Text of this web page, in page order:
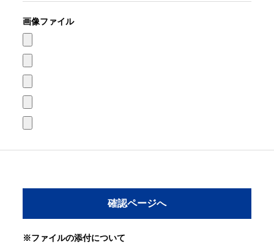
画像ファイル
※ファイルの添付について